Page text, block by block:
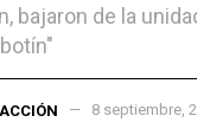
bajaron de la
8 septiembre,